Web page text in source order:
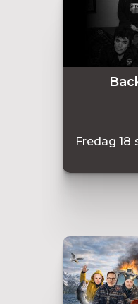
Fredag 18